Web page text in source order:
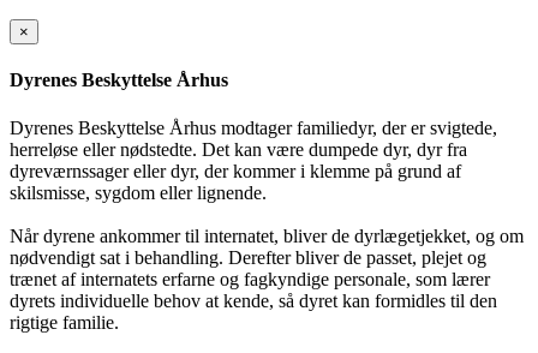
×
Dyrenes Beskyttelse Århus
Dyrenes Beskyttelse Århus modtager familiedyr, der er svigtede,
herreløse eller nødstedte. Det kan være dumpede dyr, dyr fra
dyreværnssager eller dyr, der kommer i klemme på grund af
skilsmisse, sygdom eller lignende.
Når dyrene ankommer til internatet, bliver de dyrlægetjekket, og om
nødvendigt sat i behandling. Derefter bliver de passet, plejet og
trænet af internatets erfarne og fagkyndige personale, som lærer
dyrets individuelle behov at kende, så dyret kan formidles til den
rigtige familie.